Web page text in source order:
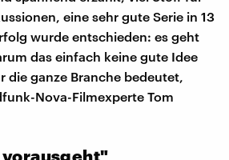
eine sehr gute Serie in 13
wurde entschieden: es geht
das einfach keine gute Idee
die ganze Branche bedeutet,
Nova-Filmexperte Tom
vorausgeht"